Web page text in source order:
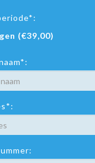
(€39,00)